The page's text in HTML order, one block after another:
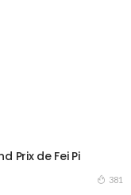
Prix de Fei Pi
381